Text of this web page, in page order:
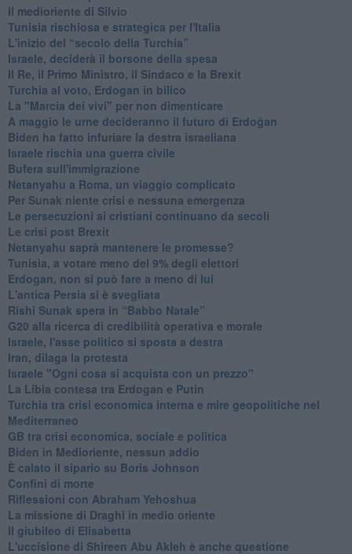
Il medioriente di Silvio
Tunisia rischiosa e strategica per l'Italia
L'inizio del “secolo della Turchia”
Israele, deciderà il borsone della spesa
Il Re, il Primo Ministro, il Sindaco e la Brexit
Turchia al voto, Erdogan in bilico
La "Marcia dei vivi" per non dimenticare
A maggio le urne decideranno il futuro di Erdoğan
Biden ha fatto infuriare la destra israeliana
Israele rischia una guerra civile
Bufera sull'immigrazione
Netanyahu a Roma, un viaggio complicato
Per Sunak niente crisi e nessuna emergenza
Le persecuzioni ai cristiani continuano da secoli
Le crisi post Brexit
Netanyahu saprà mantenere le promesse?
Tunisia, a votare meno del 9% degli elettori
Erdogan, non si può fare a meno di lui
L'antica Persia si è svegliata
Rishi Sunak spera in “Babbo Natale”
G20 alla ricerca di credibilità operativa e morale
Israele, l'asse politico si sposta a destra
Iran, dilaga la protesta
Israele "Ogni cosa si acquista con un prezzo"
La Libia contesa tra Erdogan e Putin
Turchia tra crisi economica interna e mire geopolitiche nel
Mediterraneo
GB tra crisi economica, sociale e politica
Biden in Medioriente, nessun addio
È calato il sipario su Boris Johnson
Confini di morte
Riflessioni con Abraham Yehoshua
La missione di Draghi in medio oriente
Il giubileo di Elisabetta
L'uccisione di Shireen Abu Akleh è anche questione